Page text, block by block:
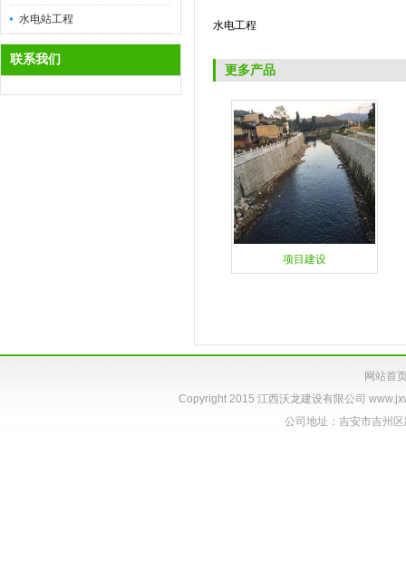
水电站工程
联系我们
水电工程
更多产品
项目建设
网站首
Copyright 2015 江西沃龙建设有限公司
公司地址：吉安市吉州